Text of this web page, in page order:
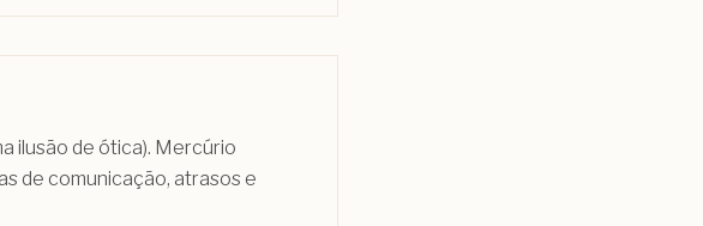
ilusão de ótica). Mercúrio
de comunicação, atrasos e